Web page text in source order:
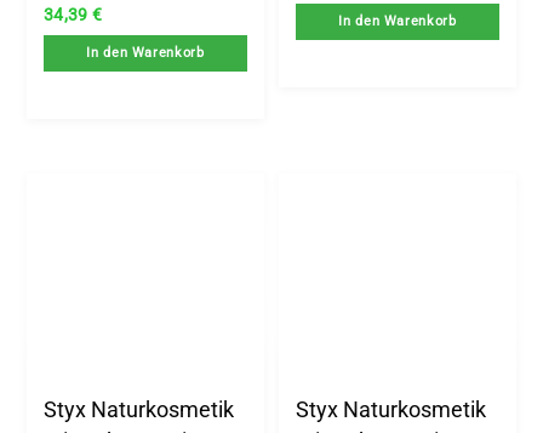
34,39 €
In den Warenkorb
In den Warenkorb
Styx Naturkosmetik
Styx Naturkosmetik